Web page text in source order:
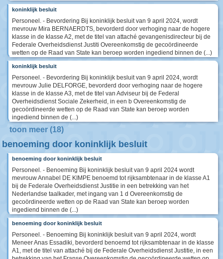
koninklijk besluit
Personeel. - Bevordering Bij koninklijk besluit van 9 april 2024, wordt
mevrouw Mira BERNAERDTS, bevorderd door verhoging naar de hogere
klasse in de klasse A2, met de titel van attaché gevangenisdirecteur bij de
Federale Overheidsdienst Justiti Overeenkomstig de gecoördineerde
wetten op de Raad van State kan beroep worden ingediend binnen de (...)
koninklijk besluit
Personeel. - Bevordering Bij koninklijk besluit van 9 april 2024, wordt
mevrouw Julie DELFORGE, bevorderd door verhoging naar de hogere
klasse in de klasse A3, met de titel van Adviseur bij de Federal
Overheidsdienst Sociale Zekerheid, in een b Overeenkomstig de
gecoördineerde wetten op de Raad van State kan beroep worden
ingediend binnen de (...)
toon meer (18)
benoeming door koninklijk besluit
benoeming door koninklijk besluit
Personeel. - Benoeming Bij koninklijk besluit van 9 april 2024 wordt
mevrouw Annabel DE KIMPE benoemd tot rijksambtenaar in de klasse A1
bij de Federale Overheidsdienst Justitie in een betrekking van het
Nederlandse taalkader, met ingang van 1 d Overeenkomstig de
gecoördineerde wetten op de Raad van State kan beroep worden
ingediend binnen de (...)
benoeming door koninklijk besluit
Personeel. - Benoeming Bij koninklijk besluit van 9 april 2024, wordt
Meneer Anas Essadiki, bevorderd benoemd tot rijksambtenaar in de klasse
A1, met de titel van attaché bij de Federale Overheidsdienst Justitie, in een